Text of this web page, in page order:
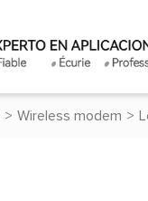
> Wireless modem >